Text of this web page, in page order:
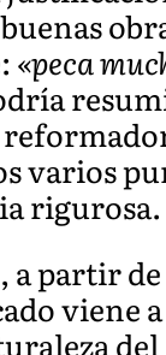
«peca
varios
rigurosa.
a partir de
viene
del